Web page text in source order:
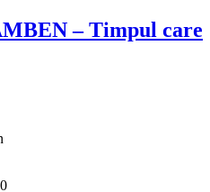
– Timpul care